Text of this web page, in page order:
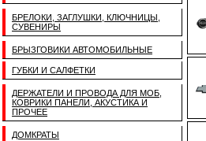
БРЕЛОКИ, ЗАГЛУШКИ, КЛЮЧНИЦЫ,
СУВЕНИРЫ
БРЫЗГОВИКИ АВТОМОБИЛЬНЫЕ
ГУБКИ И САЛФЕТКИ
ДЕРЖАТЕЛИ И ПРОВОДА ДЛЯ МОБ,
КОВРИКИ ПАНЕЛИ, АКУСТИКА И
ПРОЧЕЕ
ДОМКРАТЫ